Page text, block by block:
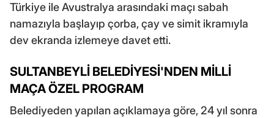
Türkiye ile Avustralya arasındaki maçı sabah
namazıyla başlayıp çorba, çay ve simit ikramıyla
dev ekranda izlemeye davet etti.
SULTANBEYLİ BELEDİYESİ'NDEN MİLLİ
MAÇA ÖZEL PROGRAM
Belediyeden yapılan açıklamaya göre, 24 yıl sonra